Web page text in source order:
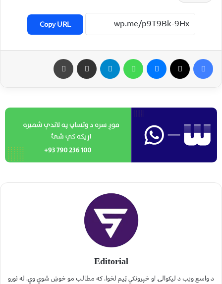
Copy URL
Editorial
د واسع ویب د لیکوالۍ او خپرونکي ټیم لخوا. که مطالب مو خوښ شوي وي، له نورو